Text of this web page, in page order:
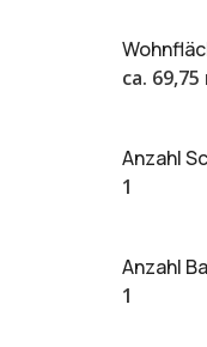
ca. 69,75
Anzahl
1
Anzahl
1